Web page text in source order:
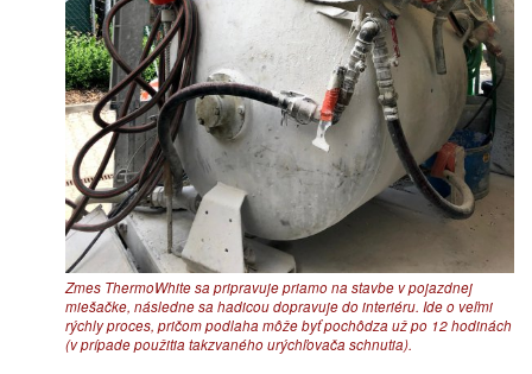
Zmes ThermoWhite sa pripravuje priamo na stavbe v pojazdnej
miešačke, následne sa hadicou dopravuje do interiéru. Ide o veľmi
rýchly proces, pričom podlaha môže byť pochôdza už po 12 hodinách
(v prípade použitia takzvaného urýchľovača schnutia).